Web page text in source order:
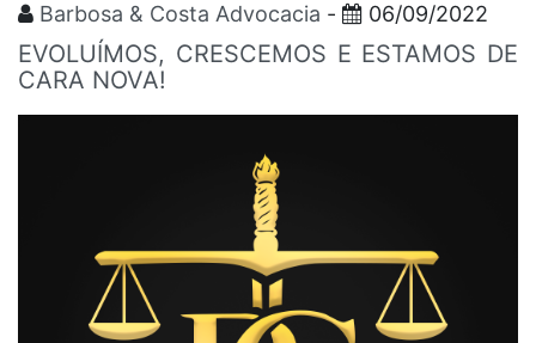
Barbosa & Costa Advocacia - 06/09/2022
EVOLUÍMOS, CRESCEMOS E ESTAMOS DE
CARA NOVA!